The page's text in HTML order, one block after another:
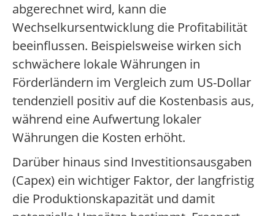
abgerechnet wird, kann die
Wechselkursentwicklung die Profitabilität
beeinflussen. Beispielsweise wirken sich
schwächere lokale Währungen in
Förderländern im Vergleich zum US-Dollar
tendenziell positiv auf die Kostenbasis aus,
während eine Aufwertung lokaler
Währungen die Kosten erhöht.
Darüber hinaus sind Investitionsausgaben
(Capex) ein wichtiger Faktor, der langfristig
die Produktionskapazität und damit